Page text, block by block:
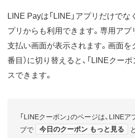
LINE Payは「LINE」アプリだけでな
プリからも利用できます。専用アプ
支払い画面が表示されます。画面を
番目）に切り替えると、「LINEクー
スできます。
「LINEクーポン」のページは、LINEア
ブで
今日のクーポン もっと見る